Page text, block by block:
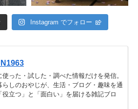
Instagram でフォロー
使った・試した・調べた情報だけを発信。
らしのおやじが、生活・ブログ・趣味を通
役立つ」と「面白い」を届ける雑記ブロ